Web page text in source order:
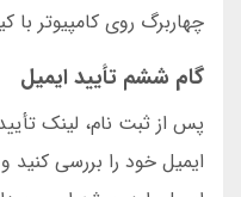
چهاربرگ روی کامپیوتر با
گام ششم تأیید ایمیل
پس از ثبت نام، لینک
ایمیل خود را بررسی کنید